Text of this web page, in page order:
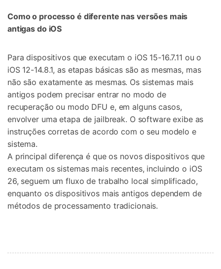
Como o processo é diferente nas versões mais
antigas do iOS
Para dispositivos que executam o iOS 15-16.7.11 ou o
iOS 12-14.8.1, as etapas básicas são as mesmas, mas
não são exatamente as mesmas. Os sistemas mais
antigos podem precisar entrar no modo de
recuperação ou modo DFU e, em alguns casos,
envolver uma etapa de jailbreak. O software exibe as
instruções corretas de acordo com o seu modelo e
sistema.
A principal diferença é que os novos dispositivos que
executam os sistemas mais recentes, incluindo o iOS
26, seguem um fluxo de trabalho local simplificado,
enquanto os dispositivos mais antigos dependem de
métodos de processamento tradicionais.